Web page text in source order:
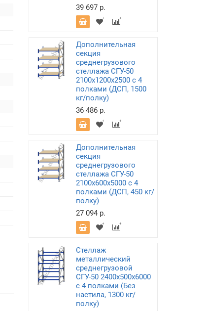
39 697 р.
Дополнительная
секция
среднегрузового
стеллажа СГУ-50
2100х1200х2500 с 4
полками (ДСП, 1500
кг/полку)
36 486 р.
Дополнительная
секция
среднегрузового
стеллажа СГУ-50
2100х600х5000 с 4
полками (ДСП, 450 кг/
полку)
27 094 р.
Стеллаж
металлический
среднегрузовой
СГУ-50 2400х500х6000
с 4 полками (Без
настила, 1300 кг/
полку)